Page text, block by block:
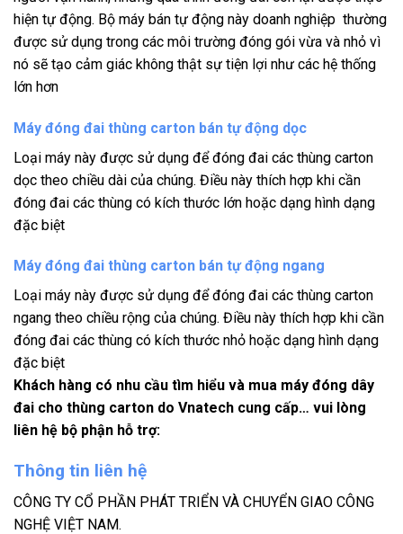
hiện tự động. Bộ máy bán tự động này doanh nghiệp thường
được sử dụng trong các môi trường đóng gói vừa và nhỏ vì
nó sẽ tạo cảm giác không thật sự tiện lợi như các hệ thống
lớn hơn
Máy đóng đai thùng carton bán tự động dọc
Loại máy này được sử dụng để đóng đai các thùng carton
dọc theo chiều dài của chúng. Điều này thích hợp khi cần
đóng đai các thùng có kích thước lớn hoặc dạng hình dạng
đặc biệt
Máy đóng đai thùng carton bán tự động ngang
Loại máy này được sử dụng để đóng đai các thùng carton
ngang theo chiều rộng của chúng. Điều này thích hợp khi cần
đóng đai các thùng có kích thước nhỏ hoặc dạng hình dạng
đặc biệt
Khách hàng có nhu cầu tìm hiểu và mua máy đóng dây
đai cho thùng carton do Vnatech cung cấp… vui lòng
liên hệ bộ phận hỗ trợ:
Thông tin liên hệ
CÔNG TY CỔ PHẦN PHÁT TRIỂN VÀ CHUYỂN GIAO CÔNG
NGHỆ VIỆT NAM.